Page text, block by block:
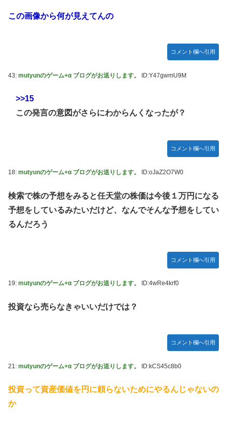
この画像から何が見えてんの
コメント欄へ引用
43: mutyunのゲーム+α ブログがお送りします。 ID:Y47gwmU9M
>>15
この発言の意図がさらにわからんくなったが？
コメント欄へ引用
18: mutyunのゲーム+α ブログがお送りします。 ID:oJaZ2O7W0
検索で株の予想をみると任天堂の株価は今後１万円になる
予想をしているみたいだけど、なんでそんな予想をしてい
るんだろう
コメント欄へ引用
19: mutyunのゲーム+α ブログがお送りします。 ID:4wRe4krf0
投資なら売らなきゃいいだけでは？
コメント欄へ引用
21: mutyunのゲーム+α ブログがお送りします。 ID:kCS45c8b0
投資って資産価値を円に頼らないためにやるんじゃないの
か